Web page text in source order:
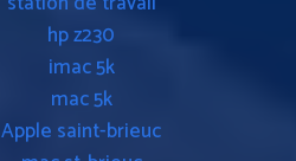
hp z230
imac 5k
mac 5k
Apple saint-brieuc